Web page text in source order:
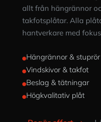
allt från hängrännor
takfotsplåtar. Alla
hantverkare med
Hängrännor & stuprör
Vindskivor & takfot
Beslag & tätningar
Högkvalitativ plåt